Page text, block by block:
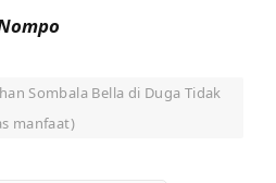
Sombala Bella di Duga Tidak
manfaat)